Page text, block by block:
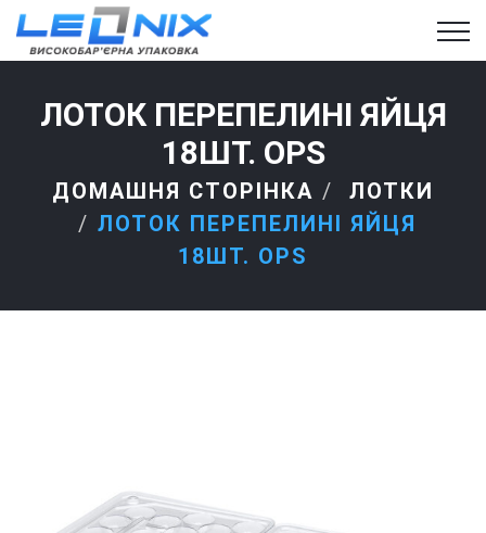
ЛОТОК ПЕРЕПЕЛИНІ ЯЙЦЯ
18ШТ. OPS
ДОМАШНЯ СТОРІНКА
ЛОТКИ
ЛОТОК ПЕРЕПЕЛИНІ ЯЙЦЯ
18ШТ. OPS